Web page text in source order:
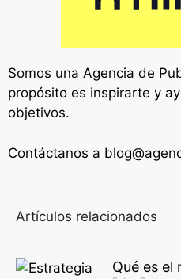
Somos una Agencia de
propósito es inspirarte y
objetivos.
Contáctanos a
Artículos relacionados
Qué es el